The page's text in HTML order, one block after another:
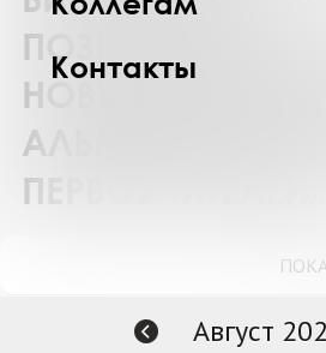
Контакты
НОВЫМ
АЛЬМАНАХА
ПЕРВОУЧИТЕЛЕЙ»
Август